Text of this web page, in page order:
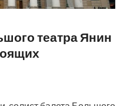
театра Янин